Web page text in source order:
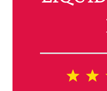
2
1